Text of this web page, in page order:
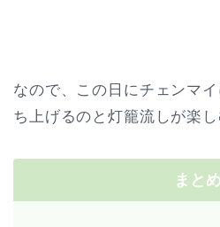
なので、この日にチェンマ
ち上げるのと灯籠流しが楽し
まと